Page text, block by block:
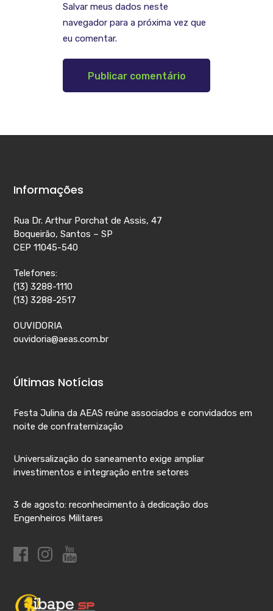
Salvar meus dados neste
navegador para a próxima vez que
eu comentar.
Informações
Rua Dr. Arthur Porchat de Assis, 47
Boqueirão, Santos – SP
CEP 11045-540
Telefones:
(13) 3288-1110
(13) 3288-2517
OUVIDORIA
ouvidoria@aeas.com.br
Últimas Notícias
Festa Julina da AEAS reúne associados e convidados em
noite de confraternização
Universalização do saneamento exige ampliar
investimentos e integração entre setores
3 de agosto: reconhecimento à dedicação dos
Engenheiros Militares